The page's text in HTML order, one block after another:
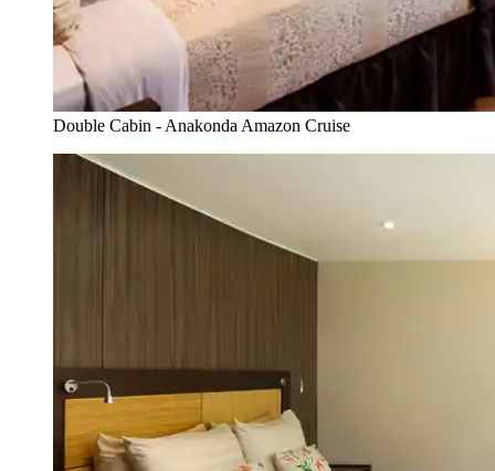
Double Cabin - Anakonda Amazon Cruise